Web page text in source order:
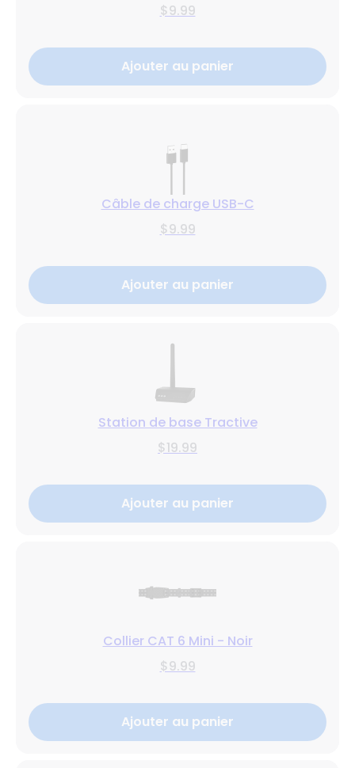
$9.99
Ajouter au panier
Câble de charge USB-C
$9.99
Ajouter au panier
Station de base Tractive
$19.99
Ajouter au panier
Collier CAT 6 Mini - Noir
$9.99
Ajouter au panier